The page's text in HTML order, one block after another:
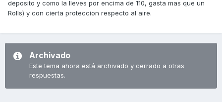
deposito y como la lleves por encima de 110, gasta mas que un
Rolls) y con cierta proteccion respecto al aire.
Archivado
Este tema ahora está archivado y cerrado a otras
respuestas.